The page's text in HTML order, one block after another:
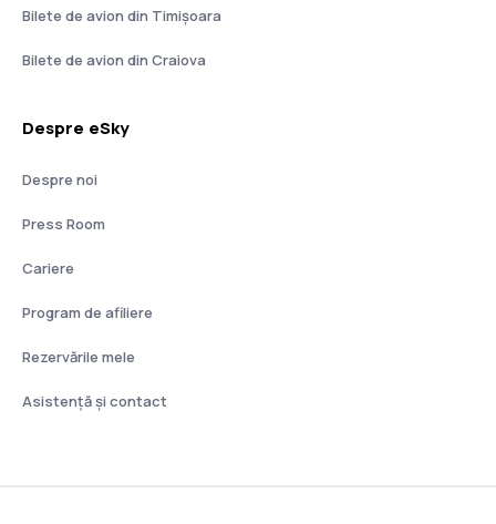
Bilete de avion din Timișoara
Bilete de avion din Craiova
Despre eSky
Despre noi
Press Room
Cariere
Program de afiliere
Rezervările mele
Asistenţă şi contact